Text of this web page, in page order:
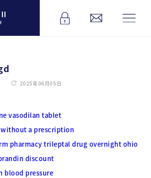
2025年06月05日
vasodilan tablet
a prescription
pharmacy trileptal drug overnight ohio
discount
blood pressure